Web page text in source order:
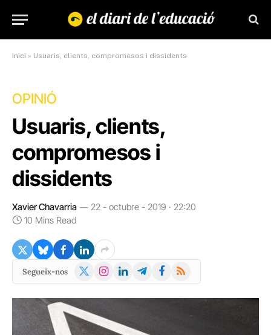
Inici » Usuaris, clients, compromesos i dissidents
OPINIÓ
Usuaris, clients,
compromesos i
dissidents
Xavier Chavarria
22 - octubre - 2019 · 22:20
10 Mins Read
Segueix-nos
X
Instagram
LinkedInTelegramFacebook
RSS